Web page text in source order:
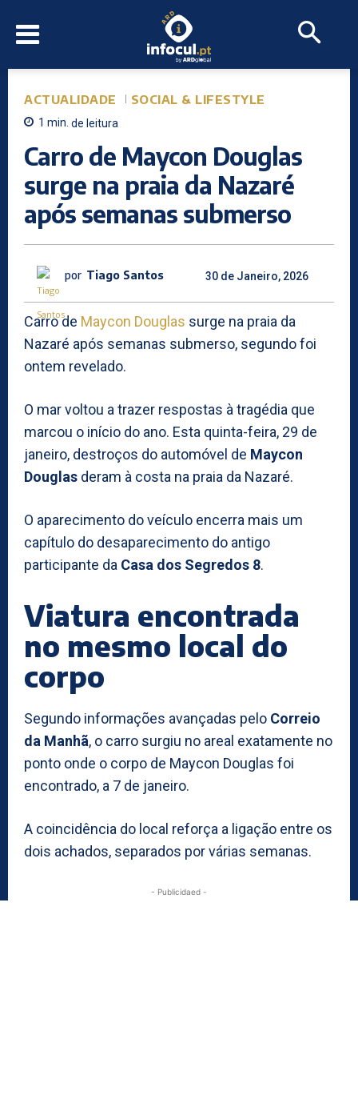
ACTUALIDADE SOCIAL & LIFESTYLE
1 min. de leitura
Carro de Maycon Douglas
surge na praia da Nazaré
após semanas submerso
por Tiago Santos 30 de Janeiro, 2026
Carro de Maycon Douglas surge na praia da
Nazaré após semanas submerso, segundo foi
ontem revelado.
O mar voltou a trazer respostas à tragédia que
marcou o início do ano. Esta quinta-feira, 29 de
janeiro, destroços do automóvel de Maycon
Douglas deram à costa na praia da Nazaré.
O aparecimento do veículo encerra mais um
capítulo do desaparecimento do antigo
participante da Casa dos Segredos 8.
Viatura encontrada
no mesmo local do
corpo
Segundo informações avançadas pelo Correio
da Manhã, o carro surgiu no areal exatamente no
ponto onde o corpo de Maycon Douglas foi
encontrado, a 7 de janeiro.
A coincidência do local reforça a ligação entre os
dois achados, separados por várias semanas.
- Publicidaed -